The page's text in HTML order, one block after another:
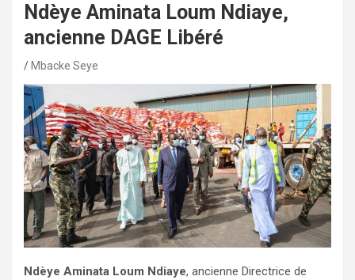
Ndèye Aminata Loum Ndiaye,
ancienne DAGE Libéré
Mbacke Seye
Ndèye Aminata Loum Ndiaye, ancienne Directrice de